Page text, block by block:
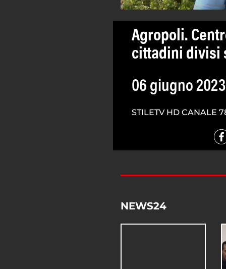
Agropoli.
cittadini divisi
06 giugno 2023
STILETV HD CANALE
NEWS24